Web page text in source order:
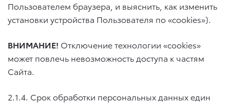
Пользователем браузера, и выяснить, как изменить
установки устройства Пользователя по «cookies»).
ВНИМАНИЕ! Отключение технологии «cookies»
может повлечь невозможность доступа к частям
Сайта.
2.1.4. Срок обработки персональных данных един